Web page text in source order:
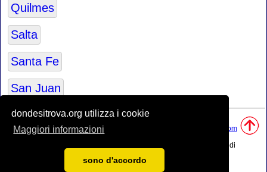
dondesitrova.org utilizza i cookie
Maggiori informazioni
sono d'accordo
Quilmes
Salta
Santa Fe
San Juan
• Base della mappa del mondo naturale utilizzato è stato creato da
Tom
Patterson
sono stati elaborati utilizzando i dati di
• Posizione geografica: elaborato dawww.geonames.org